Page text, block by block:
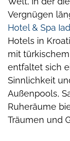
Vergnügen
Hotel & Spa
Hotels in
mit
entfaltet sich
Sinnlichkeit
Außenpools,
Ruheräume
Träumen und